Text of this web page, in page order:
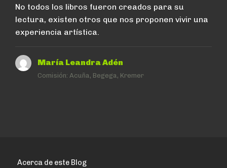
No todos los libros fueron creados para su
lectura, existen otros que nos proponen vivir una
experiencia artística.
María Leandra Adén
Comisión: Acuña, Begega, Kremer
Acerca de este Blog